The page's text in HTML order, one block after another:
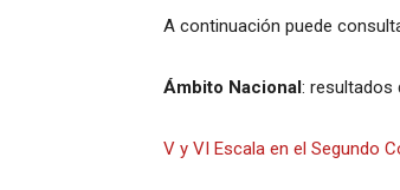
A continuación puede
Ámbito Nacional: resultados
V y VI Escala en el Segundo